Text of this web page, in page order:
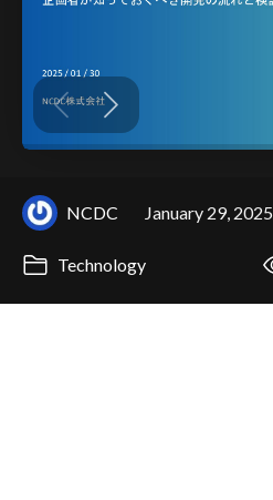
NCDC January 29, 2025
Technology